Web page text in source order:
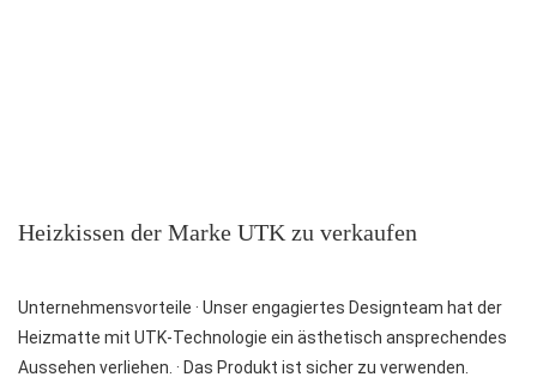
Heizkissen der Marke UTK zu verkaufen
Unternehmensvorteile · Unser engagiertes Designteam hat der
Heizmatte mit UTK-Technologie ein ästhetisch ansprechendes
Aussehen verliehen. · Das Produkt ist sicher zu verwenden.